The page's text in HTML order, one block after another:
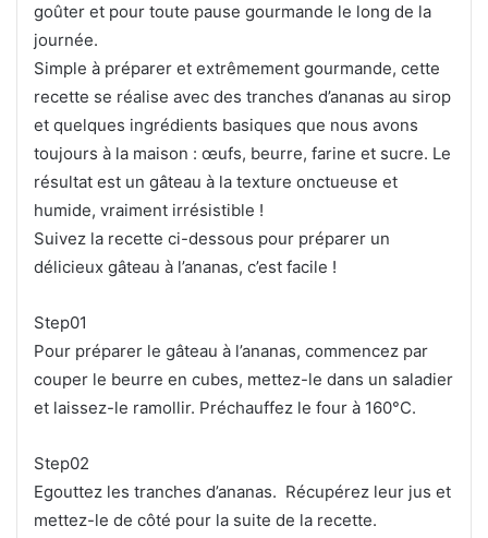
goûter et pour toute pause gourmande le long de la
journée.
Simple à préparer et extrêmement gourmande, cette
recette se réalise avec des tranches d’ananas au sirop
et quelques ingrédients basiques que nous avons
toujours à la maison : œufs, beurre, farine et sucre. Le
résultat est un gâteau à la texture onctueuse et
humide, vraiment irrésistible !
Suivez la recette ci-dessous pour préparer un
délicieux gâteau à l’ananas, c’est facile !
Step01
Pour préparer le gâteau à l’ananas, commencez par
couper le beurre en cubes, mettez-le dans un saladier
et laissez-le ramollir. Préchauffez le four à 160°C.
Step02
Egouttez les tranches d’ananas. Récupérez leur jus et
mettez-le de côté pour la suite de la recette.